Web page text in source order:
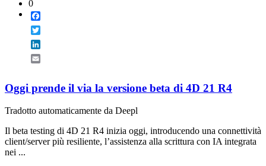
0
Oggi prende il via la versione beta di 4D 21 R4
Tradotto automaticamente da Deepl
Il beta testing di 4D 21 R4 inizia oggi, introducendo una connettività
client/server più resiliente, l’assistenza alla scrittura con IA integrata
nei ...